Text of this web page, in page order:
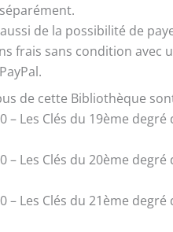
de la possibilité de
frais sans condition avec
de cette Bibliothèque
– Les Clés du 19ème degré
– Les Clés du 20ème degré
– Les Clés du 21ème degré